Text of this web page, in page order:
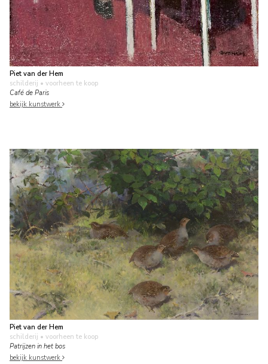
Piet van der Hem
schilderij • voorheen te koop
Café de Paris
bekijk kunstwerk
Piet van der Hem
schilderij • voorheen te koop
Patrijzen in het bos
bekijk kunstwerk